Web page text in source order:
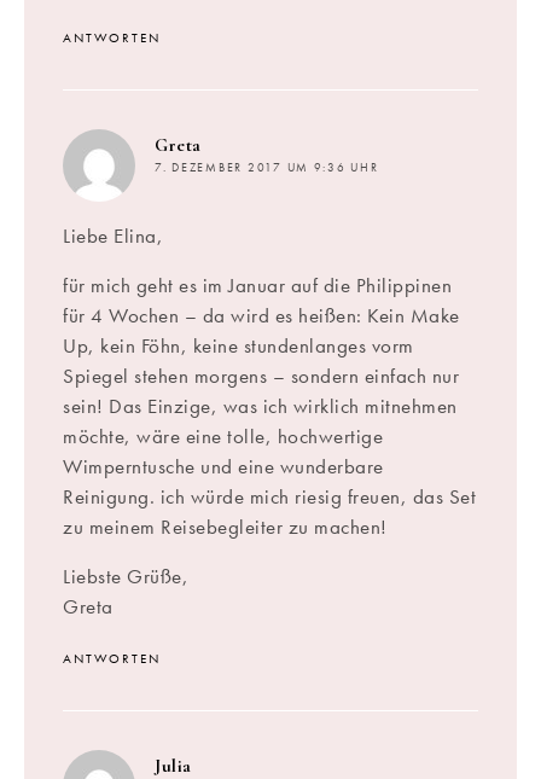
ANTWORTEN
Greta
7. DEZEMBER 2017 UM 9:36 UHR
Liebe Elina,
für mich geht es im Januar auf die Philippinen
für 4 Wochen – da wird es heißen: Kein Make
Up, kein Föhn, keine stundenlanges vorm
Spiegel stehen morgens – sondern einfach nur
sein! Das Einzige, was ich wirklich mitnehmen
möchte, wäre eine tolle, hochwertige
Wimperntusche und eine wunderbare
Reinigung. ich würde mich riesig freuen, das Set
zu meinem Reisebegleiter zu machen!
Liebste Grüße,
Greta
ANTWORTEN
Julia